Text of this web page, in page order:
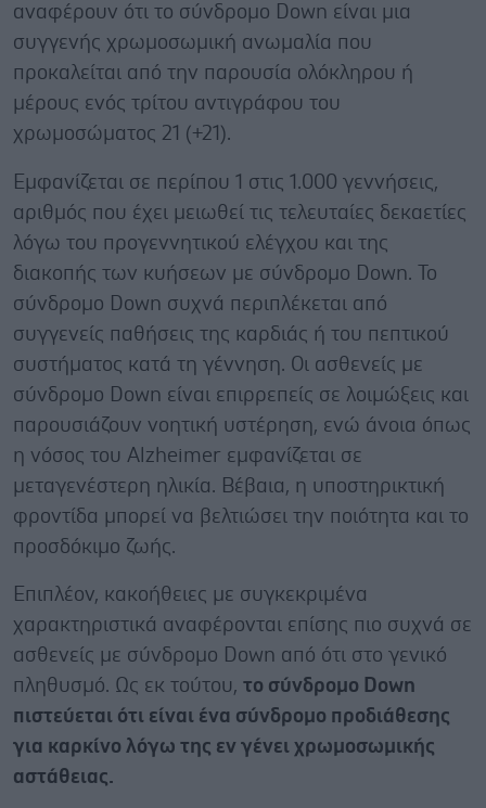
αναφέρουν ότι το σύνδρομο Down είναι μια
συγγενής χρωμοσωμική ανωμαλία που
προκαλείται από την παρουσία ολόκληρου ή
μέρους ενός τρίτου αντιγράφου του
χρωμοσώματος 21 (+21).
Εμφανίζεται σε περίπου 1 στις 1.000 γεννήσεις,
αριθμός που έχει μειωθεί τις τελευταίες δεκαετίες
λόγω του προγεννητικού ελέγχου και της
διακοπής των κυήσεων με σύνδρομο Down. Το
σύνδρομο Down συχνά περιπλέκεται από
συγγενείς παθήσεις της καρδιάς ή του πεπτικού
συστήματος κατά τη γέννηση. Οι ασθενείς με
σύνδρομο Down είναι επιρρεπείς σε λοιμώξεις και
παρουσιάζουν νοητική υστέρηση, ενώ άνοια όπως
η νόσος του Alzheimer εμφανίζεται σε
μεταγενέστερη ηλικία. Βέβαια, η υποστηρικτική
φροντίδα μπορεί να βελτιώσει την ποιότητα και το
προσδόκιμο ζωής.
Επιπλέον, κακοήθειες με συγκεκριμένα
χαρακτηριστικά αναφέρονται επίσης πιο συχνά σε
ασθενείς με σύνδρομο Down από ότι στο γενικό
πληθυσμό. Ως εκ τούτου, το σύνδρομο Down
πιστεύεται ότι είναι ένα σύνδρομο προδιάθεσης
για καρκίνο λόγω της εν γένει χρωμοσωμικής
αστάθειας.